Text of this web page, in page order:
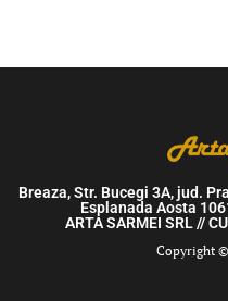
Breaza, Str. Bucegi 3A, jud.
Esplanada Aosta
ARTA SARMEI SRL //
Copyright ©